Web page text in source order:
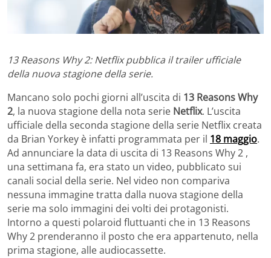
13 Reasons Why 2: Netflix pubblica il trailer ufficiale
della nuova stagione della serie.
Mancano solo pochi giorni all’uscita di 13 Reasons Why
2, la nuova stagione della nota serie Netflix. L’uscita
ufficiale della seconda stagione della serie Netflix creata
da Brian Yorkey è infatti programmata per il 18 maggio.
Ad annunciare la data di uscita di 13 Reasons Why 2 ,
una settimana fa, era stato un video, pubblicato sui
canali social della serie. Nel video non compariva
nessuna immagine tratta dalla nuova stagione della
serie ma solo immagini dei volti dei protagonisti.
Intorno a questi polaroid fluttuanti che in 13 Reasons
Why 2 prenderanno il posto che era appartenuto, nella
prima stagione, alle audiocassette.